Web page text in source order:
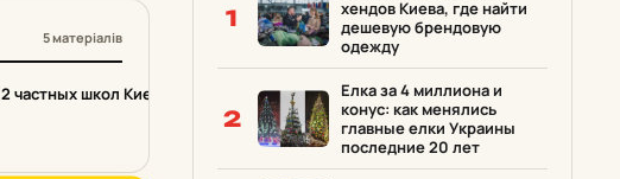
5 матеріалів
5
частных школ Киева
1
хендов Киева, где найти
дешевую брендовую
одежду
2
Елка за 4 миллиона и
конус: как менялись
главные елки Украины
последние 20 лет